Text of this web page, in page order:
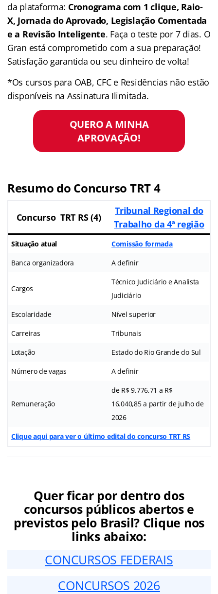
da plataforma: Cronograma com 1 clique, Raio-
X, Jornada do Aprovado, Legislação Comentada
e a Revisão Inteligente. Faça o teste por 7 dias. O
Gran está comprometido com a sua preparação!
Satisfação garantida ou seu dinheiro de volta!
*Os cursos para OAB, CFC e Residências não estão
disponíveis na Assinatura Ilimitada.
QUERO A MINHA
APROVAÇÃO!
Resumo do Concurso TRT 4
Concurso TRT RS (4)
Tribunal Regional do
Trabalho da 4ª região
Situação atual Comissão formada
Banca organizadora A definir
Cargos
Técnico Judiciário e Analista
Judiciário
Escolaridade Nível superior
Carreiras Tribunais
Lotação Estado do Rio Grande do Sul
Número de vagas A definir
Remuneração
de R$ 9.776,71 a R$
16.040,85 a partir de julho de
2026
Clique aqui para ver o último edital do concurso TRT RS
Quer ficar por dentro dos
concursos públicos abertos e
previstos pelo Brasil? Clique nos
links abaixo:
CONCURSOS FEDERAIS
CONCURSOS 2026